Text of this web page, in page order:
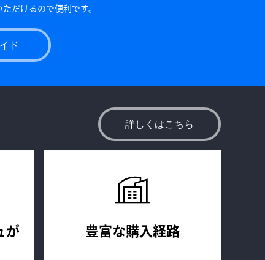
だけるので便利です。
ド
詳しくはこちら
が 豊富な購入経路